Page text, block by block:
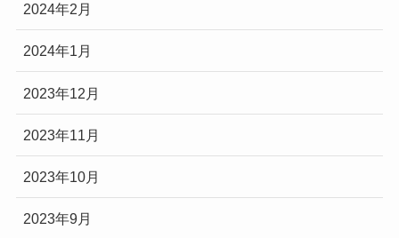
2024年2月
2024年1月
2023年12月
2023年11月
2023年10月
2023年9月